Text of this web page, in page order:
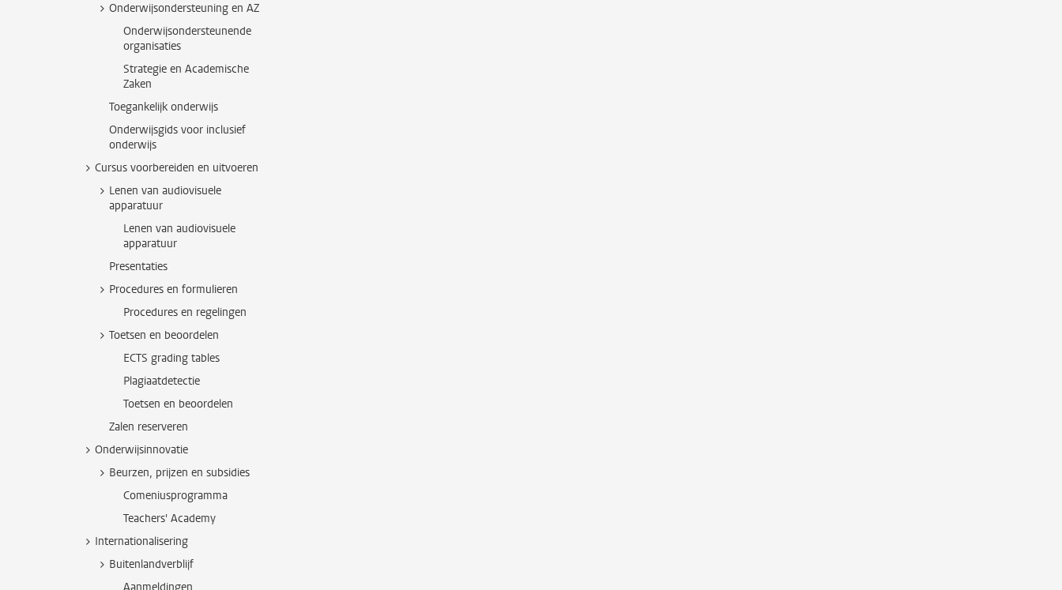
Onderwijsondersteuning en AZ
Onderwijsondersteunende
organisaties
Strategie en Academische
Zaken
Toegankelijk onderwijs
Onderwijsgids voor inclusief
onderwijs
Cursus voorbereiden en uitvoeren
Lenen van audiovisuele
apparatuur
Lenen van audiovisuele
apparatuur
Presentaties
Procedures en formulieren
Procedures en regelingen
Toetsen en beoordelen
ECTS grading tables
Plagiaatdetectie
Toetsen en beoordelen
Zalen reserveren
Onderwijsinnovatie
Beurzen, prijzen en subsidies
Comeniusprogramma
Teachers' Academy
Internationalisering
Buitenlandverblijf